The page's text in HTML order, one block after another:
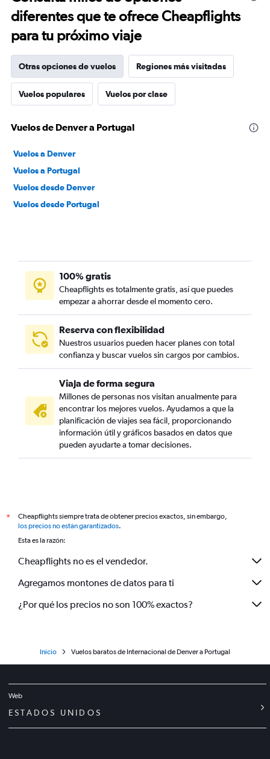
diferentes que te ofrece Cheapflights
para tu próximo viaje
Otras opciones de vuelos Regiones más visitadas
Vuelos populares Vuelos por clase
Vuelos de Denver a Portugal
Vuelos a Denver
Vuelos a Portugal
Vuelos desde Denver
Vuelos desde Portugal
100% gratis
Cheapflights es totalmente gratis, así que puedes
empezar a ahorrar desde el momento cero.
Reserva con flexibilidad
Nuestros usuarios pueden hacer planes con total
confianza y buscar vuelos sin cargos por cambios.
Viaja de forma segura
Millones de personas nos visitan anualmente para
encontrar los mejores vuelos. Ayudamos a que la
planificación de viajes sea fácil, proporcionando
información útil y gráficos basados en datos que
pueden ayudarte a tomar decisiones.
*
Cheapflights siempre trata de obtener precios exactos, sin embargo,
los precios no están garantizados.
Esta es la razón:
Cheapflights no es el vendedor.
Agregamos montones de datos para ti
¿Por qué los precios no son 100% exactos?
Inicio Vuelos baratos de Internacional de Denver a Portugal
Web
ESTADOS UNIDOS